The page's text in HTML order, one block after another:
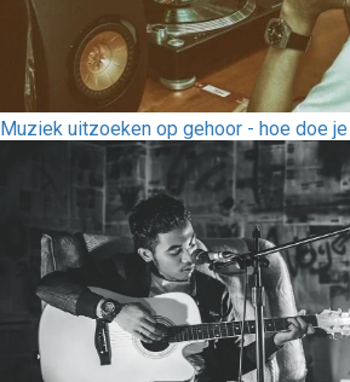
Muziek uitzoeken op gehoor - hoe doe